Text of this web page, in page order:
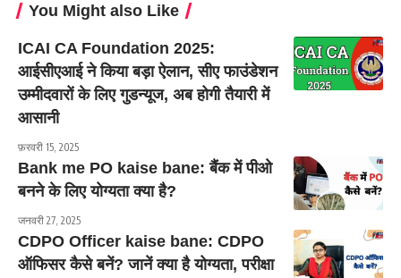
You Might also Like
ICAI CA Foundation 2025:
आईसीएआई ने किया बड़ा ऐलान, सीए फाउंडेशन
उम्मीदवारों के लिए गुडन्यूज, अब होगी तैयारी में
आसानी
फ़रवरी 15, 2025
Bank me PO kaise bane: बैंक में पीओ
बनने के लिए योग्यता क्या है?
जनवरी 27, 2025
CDPO Officer kaise bane: CDPO
ऑफिसर कैसे बनें? जानें क्या है योग्यता, परीक्षा